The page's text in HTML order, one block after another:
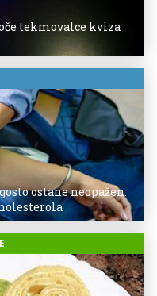
tekmovalce kviza
ostane neopažen: